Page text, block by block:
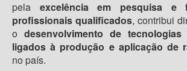
pela excelência em pesquisa e
profissionais qualificados, contribui
o desenvolvimento de
ligados à produção e aplicação de
no país.